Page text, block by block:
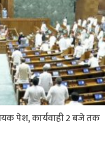
पेश, कार्यवाही 2 बजे तक